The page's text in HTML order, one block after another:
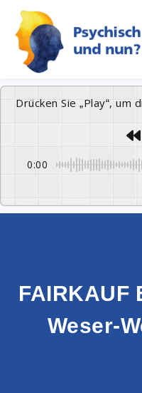
Drücken Sie „Play“,
0:00
FAIRKAUF
Weser-